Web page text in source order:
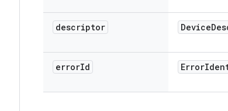
descriptor Device
errorId Error